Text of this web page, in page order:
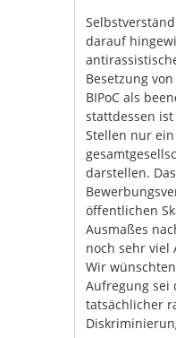
darauf
Besetzung
BIPoC als
stattdessen
Stellen nur
darstellen.
öffentlichen
Ausmaßes
noch sehr viel
Wir
Aufregung sei
tatsächlicher